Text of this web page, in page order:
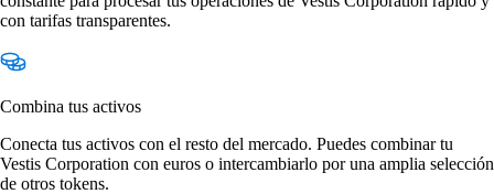
con tarifas transparentes.
Combina tus activos
Conecta tus activos con el resto del mercado. Puedes combinar tu
Vestis Corporation con euros o intercambiarlo por una amplia selección
de otros tokens.